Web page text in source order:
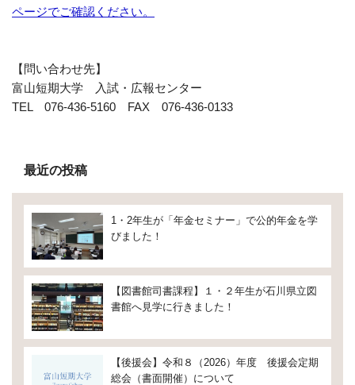
ページでご確認ください。
【問い合わせ先】
富山短期大学 入試・広報センター
TEL 076-436-5160 FAX 076-436-0133
最近の投稿
1・2年生が「年金セミナー」で公的年金を学
びました！
【図書館司書課程】１・２年生が石川県立図
書館へ見学に行きました！
【後援会】令和８（2026）年度 後援会定期
総会（書面開催）について